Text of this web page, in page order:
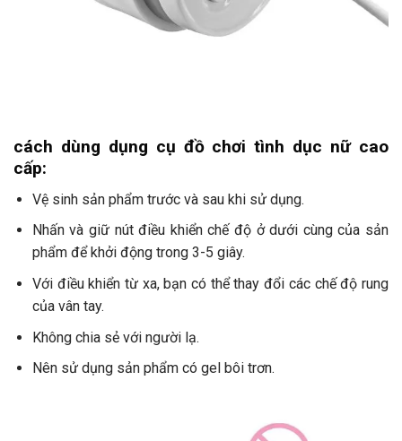
cách dùng dụng cụ đồ chơi tình dục nữ cao
cấp:
Vệ sinh sản phẩm trước và sau khi sử dụng.
Nhấn và giữ nút điều khiển chế độ ở dưới cùng của sản
phẩm để khởi động trong 3-5 giây.
Với điều khiển từ xa, bạn có thể thay đổi các chế độ rung
của vân tay.
Không chia sẻ với người lạ.
Nên sử dụng sản phẩm có gel bôi trơn.